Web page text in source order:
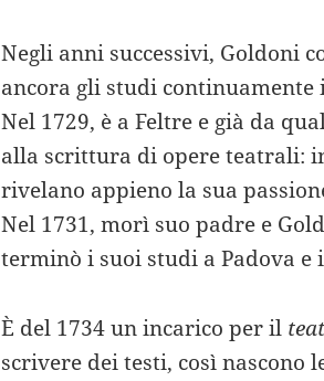
Negli anni successivi, Goldoni
ancora gli studi
Nel 1729, è a Feltre e già da
alla scrittura di opere teatrali:
rivelano appieno la sua
Nel 1731, morì suo padre e
terminò i suoi studi a Padova
È del 1734 un incarico per il
scrivere dei testi, così nascono